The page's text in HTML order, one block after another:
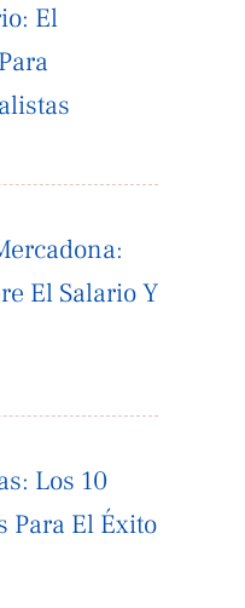
El
El Salario Y
Los 10
Para El Éxito